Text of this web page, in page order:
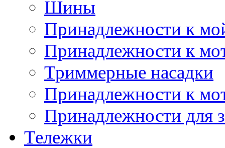
Шины
Принадлежности к
Принадлежности к
Триммерные насадки
Принадлежности к
Принадлежности для
Тележки